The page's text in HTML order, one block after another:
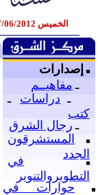
الخميس 07/06/2012
إصدارات
ـ مفاهيــم
ـ دراسات
ـ
كتب
ـ رجال الشرق
المستشرقون
الجدد
في
التطويروالتنوير
حوارات في